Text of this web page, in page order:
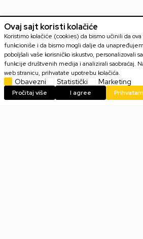
Email
Slažem se sapolitikom privatnosti
Ovaj sajt koristi kolačiće
Koristimo kolačiće (cookies) da bismo učinili da
funkcioniše i da bismo mogli dalje da
poboljšali vaše korisničko iskustvo, personalizovali
funkcije društvenih medija i analizirali saobraćaj.
web stranicu, prihvatate upotrebu kolačića.
Obavezni Statistički Marketing
Pročitaj više I agree